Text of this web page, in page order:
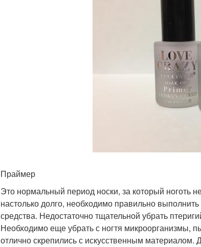
Праймер
Это нормальный период носки, за который ноготь
настолько долго, необходимо правильно
средства. Недостаточно тщательной убрать
Необходимо еще убрать с ногтя микроорганизмы,
отлично скрепились с искусственным